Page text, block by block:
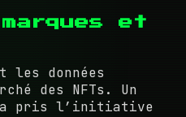
et
les données
des NFTs. Un
a pris l’initiative